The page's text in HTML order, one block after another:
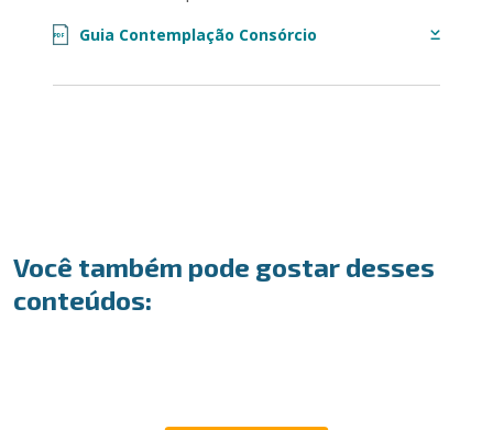
Guia Contemplação Consórcio
PDF
Você também pode gostar desses
conteúdos: